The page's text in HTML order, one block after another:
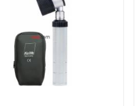
прямой
изогнут влево